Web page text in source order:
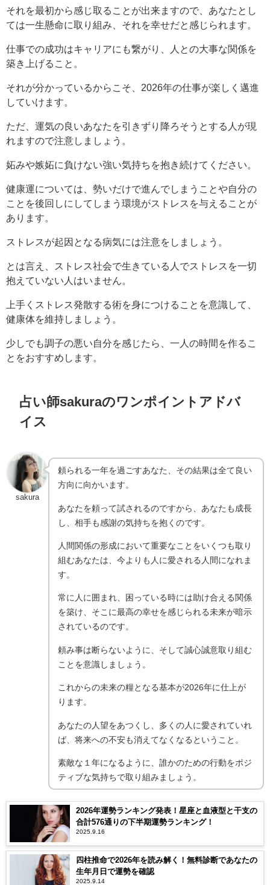
それを最初から感じ取ることが出来ますので、あなたとし
ては一生懸命に取り組み、それを幸せだと感じられます。
仕事での成功はキャリアにも繋がり、人との大事な関係を
築き上げること。
それが分かっているからこそ、2026年の仕事が楽しく邁進
していけます。
ただ、運気の良いあなたを引きずり降ろそうとする人が現
れますので注意しましょう。
妬みや嫉妬に負けない強い気持ちを抱き続けてください。
健康運については、勢いだけで進んでしまうことや自分の
ことを後回しにしてしまう環境がストレスを与えることが
あります。
ストレスが起因となる病気には注意をしましょう。
とは言え、ストレス社会で生きている人でストレスを一切
抱えていない人はいません。
上手くストレス発散する術を身につけることを意識して、
健康体を維持しましょう。
少しでも調子の悪い自分を感じたら、一人の時間を作るこ
とをおすすめします。
占い師sakuraのワンポイントアドバ
イス
sakura
頼られる一年を過ごすあなた、その結果は全て良い
方向に向かいます。
あなたを頼って試されるのですから、あなたも成長
し、相手も感謝の気持ちを抱くのです。
人間関係の形成において重要なことをいくつも取り
組むあなたは、今よりも人に愛される人間になれま
す。
常に人に囲まれ、困っている時には助け合える関係
を築け、そこに最高の幸せを感じられる未来が暗示
されているのです。
頼み事は断らないように、そして誠心誠意取り組む
ことを意識しましょう。
これからの未来の糧となる基本が2026年に仕上が
ります。
あなたの人望をあつくし、多くの人に愛されていれ
ば、将来への不安も消えてなくなるということ。
素敵な１年になるように、誰かのための行動をポジ
ティブな気持ちで取り組みましょう。
2026年運勢ランキング発表！星座と血液型と干支の
合計576通りの下半期運勢ランキング！
2025.9.16
四柱推命で2026年を読み解く！無料診断であなたの
生年月日で運勢を確認
2025.9.14